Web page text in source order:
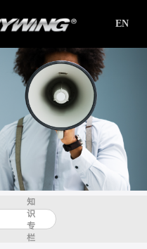
EN
知
识
专
栏